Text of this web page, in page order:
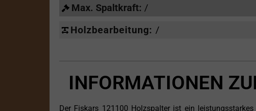
Max. Spaltkraft: /
Holzbearbeitung: /
INFORMATIONEN
Der Fiskars 121100 Holzspalter ist ein